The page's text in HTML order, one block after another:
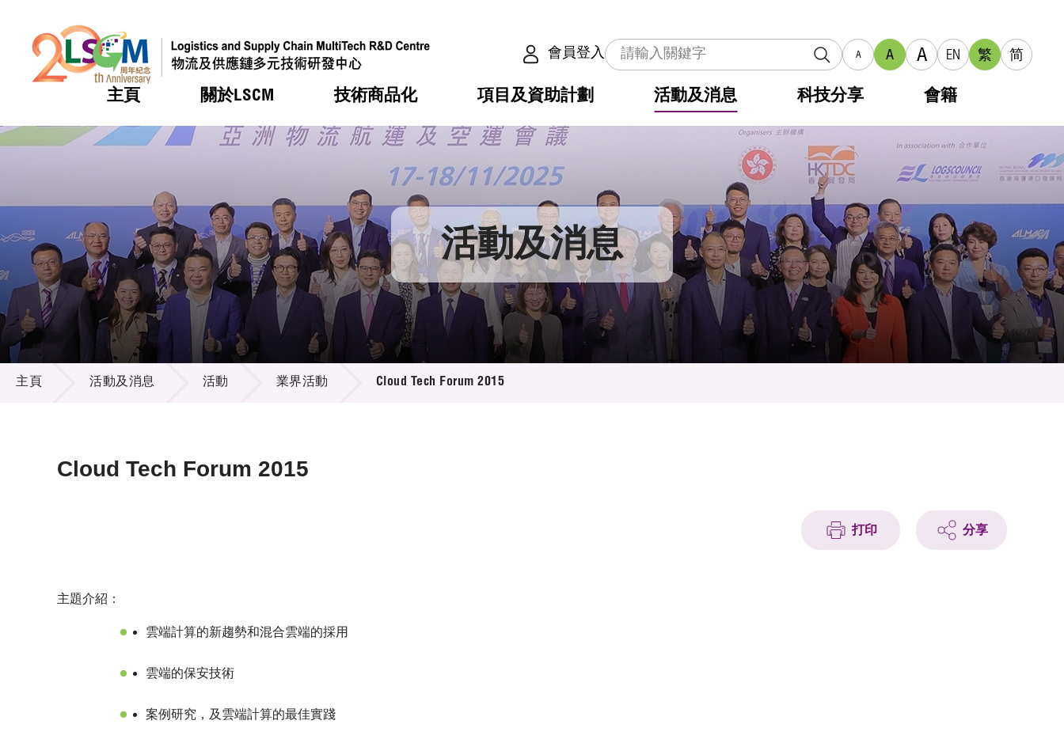
會員登入 A A A EN 繁 简
主頁 關於LSCM
熱門 機構簡介
組織架構
組織架構
董事局
研究顧問
招標通告
技術商品化
熱門 服務
可獲授權之技術
應用於公共服務之創新技術
重點項目
項目及資助計劃
熱門 合作計劃
資助計劃
資助計劃
稅務優惠
申請
評審
徵求研發項目計劃書
項目資料庫
活動及消息
熱門 活動
獎項
新聞中心
媒體報導
新聞稿
資訊中心
多媒體
出版刊物
科技分享 會籍
熱門 會籍及服務
會員列表
會員登入 活動及消息
活動及消息
主頁 活動及消息 活動 業界活動 Cloud Tech Forum 2015
Cloud Tech Forum 2015
打印 分享
主題介紹：
雲端計算的新趨勢和混合雲端的採用
雲端的保安技術
案例研究，及雲端計算的最佳實踐